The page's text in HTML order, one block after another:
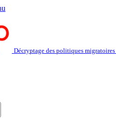
Décryptage des politiques migratoires